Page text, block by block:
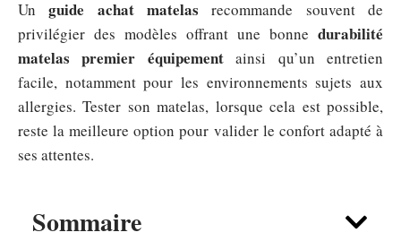
Sommaire
Unguide achat matelas recommande souvent de
privilégier des modèles offrant une bonne durabilité
matelas premier équipementainsi qu’un entretien
facile, notamment pour les environnements sujets aux
allergies. Tester son matelas, lorsque cela est possible,
reste la meilleure option pour valider le confort adapté à
ses attentes.